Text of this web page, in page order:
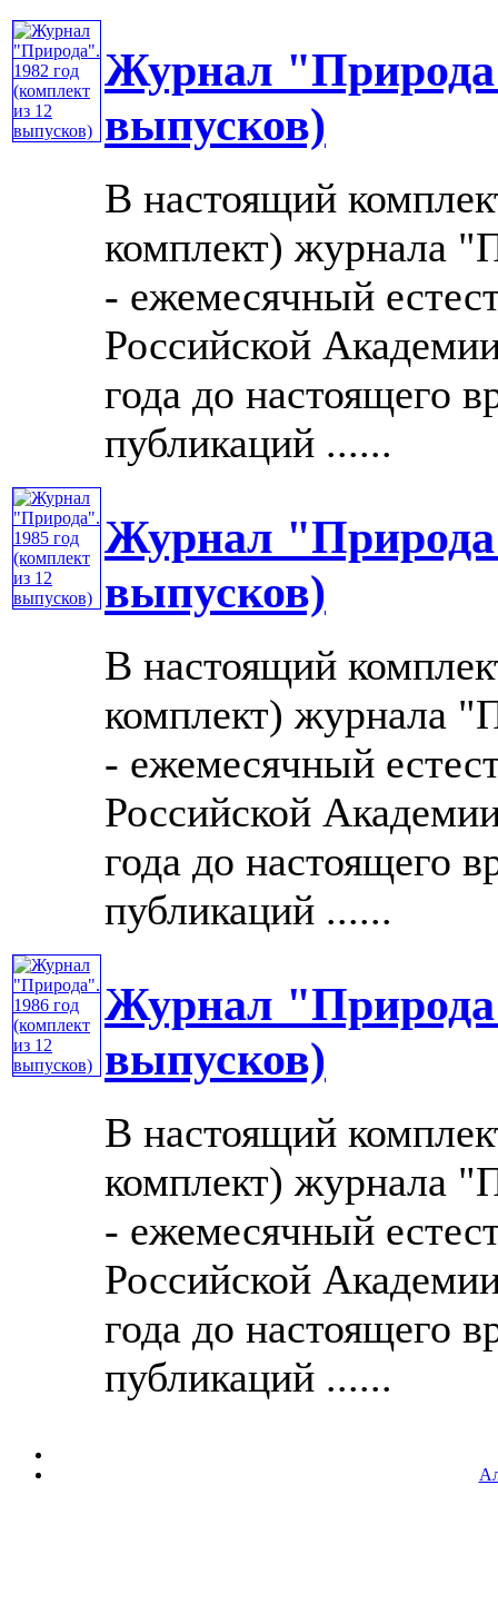
Журнал
выпусков)
В настоящий
комплект) журнала
- ежемесячный
Российской
года до настоящего
публикаций ......
Журнал
выпусков)
В настоящий
комплект) журнала
- ежемесячный
Российской
года до настоящего
публикаций ......
Журнал
выпусков)
В настоящий
комплект) журнала
- ежемесячный
Российской
года до настоящего
публикаций ......